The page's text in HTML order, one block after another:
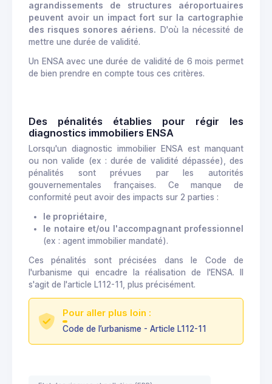
agrandissements de structures aéroportuaires
peuvent avoir un impact fort sur la cartographie
des risques sonores aériens. D'où la nécessité de
mettre une durée de validité.
Un ENSA avec une durée de validité de 6 mois permet
de bien prendre en compte tous ces critères.
Des pénalités établies pour régir les
diagnostics immobiliers ENSA
Lorsqu'un diagnostic immobilier ENSA est manquant
ou non valide (ex : durée de validité dépassée), des
pénalités sont prévues par les autorités
gouvernementales françaises. Ce manque de
conformité peut avoir des impacts sur 2 parties :
le propriétaire,
le notaire et/ou l'accompagnant professionnel
(ex : agent immobilier mandaté).
Ces pénalités sont précisées dans le Code de
l'urbanisme qui encadre la réalisation de l'ENSA. Il
s'agit de l'article L112-11, plus précisément.
Pour aller plus loin :
Code de l’urbanisme - Article L112-11